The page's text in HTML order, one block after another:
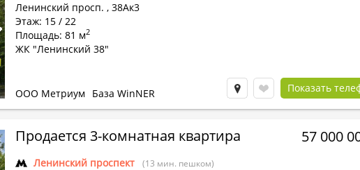
Ленинский просп. , 38Ак3
Этаж: 15 / 22
Площадь: 81 м2
ЖК "Ленинский 38"
ООО Метриум База WinNER Показать
Продается 3-комнатная квартира
Ленинский проспект (13 мин. пешком)
57 000